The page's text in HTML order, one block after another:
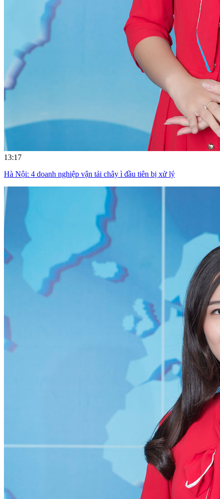
13:17
Hà Nội: 4 doanh nghiệp vận tải chây ì đầu tiên bị xử lý